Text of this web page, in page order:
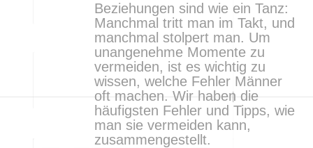
Beziehungen sind wie ein Tanz:
Manchmal tritt man im Takt, und
manchmal stolpert man. Um
unangenehme Momente zu
vermeiden, ist es wichtig zu
wissen, welche Fehler Männer
oft machen. Wir haben die
häufigsten Fehler und Tipps, wie
man sie vermeiden kann,
zusammengestellt.